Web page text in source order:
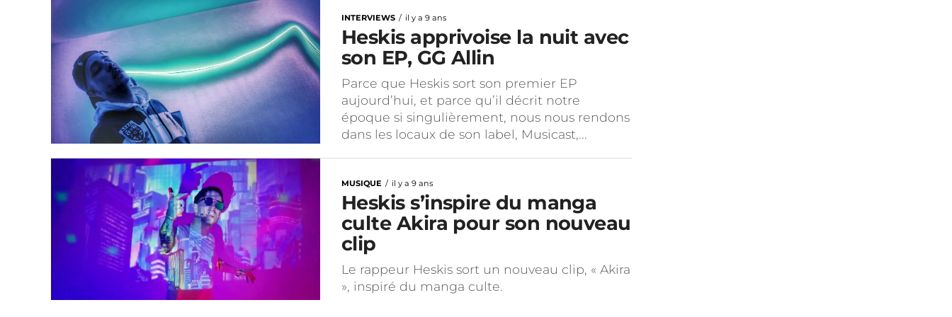
INTERVIEWS il y a 9 ans
Heskis apprivoise la nuit avec
son EP, GG Allin
Parce que Heskis sort son premier EP
aujourd’hui, et parce qu’il décrit notre
époque si singulièrement, nous nous rendons
dans les locaux de son label, Musicast,...
MUSIQUE il y a 9 ans
Heskis s’inspire du manga
culte Akira pour son nouveau
clip
Le rappeur Heskis sort un nouveau clip, « Akira
», inspiré du manga culte.